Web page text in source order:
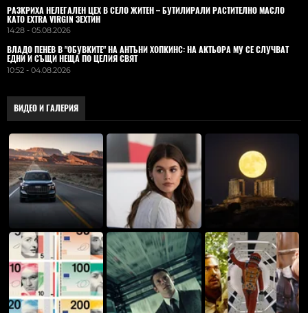
РАЗКРИХА НЕЛЕГАЛЕН ЦЕХ В СЕЛО ЖИТЕН – БУТИЛИРАЛИ РАСТИТЕЛНО МАСЛО
КАТО EXTRA VIRGIN ЗЕХТИН
14:28 - 05.08.2026
ВЛАДO ПЕНЕВ В "ОБУВКИТЕ" НА АНТЪНИ ХОПКИНС: НА АКТЬОРА МУ СЕ СЛУЧВАТ
ЕДНИ И СЪЩИ НЕЩА ПО ЦЕЛИЯ СВЯТ
10:52 - 04.08.2026
ВИДЕО И ГАЛЕРИЯ